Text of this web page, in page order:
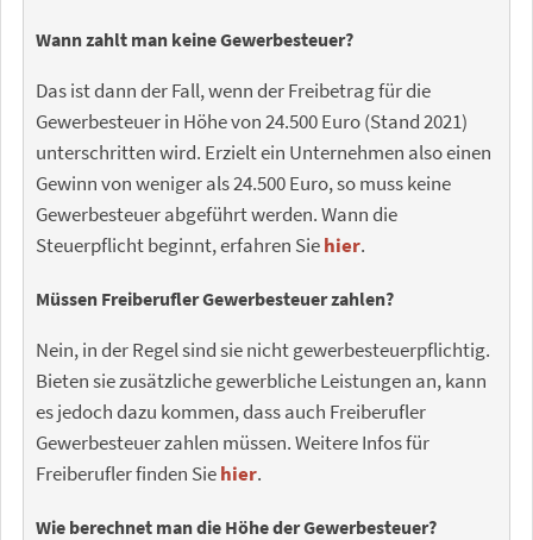
Wann zahlt man keine Gewerbesteuer?
Das ist dann der Fall, wenn der Freibetrag für die
Gewerbesteuer in Höhe von 24.500 Euro (Stand 2021)
unterschritten wird. Erzielt ein Unternehmen also einen
Gewinn von weniger als 24.500 Euro, so muss keine
Gewerbesteuer abgeführt werden. Wann die
Steuerpflicht beginnt, erfahren Siehier.
Müssen Freiberufler Gewerbesteuer zahlen?
Nein, in der Regel sind sie nicht gewerbesteuerpflichtig.
Bieten sie zusätzliche gewerbliche Leistungen an, kann
es jedoch dazu kommen, dass auch Freiberufler
Gewerbesteuer zahlen müssen. Weitere Infos für
Freiberufler finden Siehier.
Wie berechnet man die Höhe der Gewerbesteuer?